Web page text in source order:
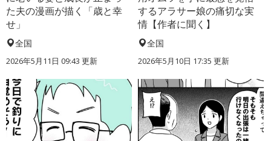
た夫の漫画が描く「歳と幸
せ」
全国
2026年5月11日 09:43 更新
するアラサー娘の痛切な実
情【作者に聞く】
全国
2026年5月10日 17:35 更新